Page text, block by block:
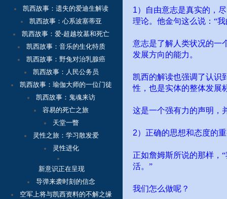
凯西故事： 遗失的爱迪生解读
凯西故事：心系波塞蒂亚
凯西故事：爱-超越坟墓和死亡
凯西故事：音乐的生化特质
凯西故事：野兔对治乳腺癌
凯西故事：人民公务员
凯西故事：瑜伽大师的一位门徒
凯西故事：鬼魂来访
容易的死亡之旅
天堂一瞥
灵性之旅：学习散发爱
灵性进化
新意识正在呈现
导弹来袭时刻的信念
空军上将与凯西资料的不解之缘
1）自由意志是真实的，
理论。他金句这么说：“
意志是了解人类状况的一
发展方向的能力。
凯西的解读也强调了认识
性，也是实体的整体发展
这是一个强有力的声明，
2）正确的思想和态度的
正如詹姆斯所说的那样，
活。”
我们怎么做呢？